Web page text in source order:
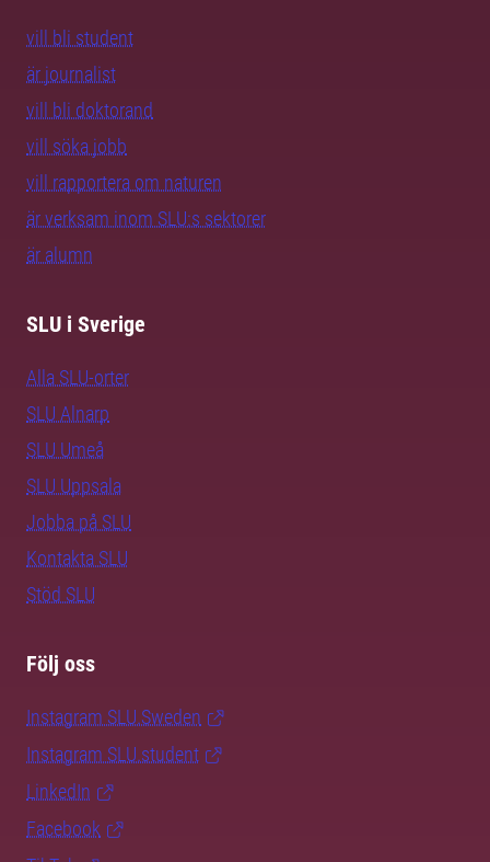
vill bli student
är journalist
vill bli doktorand
vill söka jobb
vill rapportera om naturen
är verksam inom SLU:s sektorer
är alumn
SLU i Sverige
Alla SLU-orter
SLU Alnarp
SLU Umeå
SLU Uppsala
Jobba på SLU
Kontakta SLU
Stöd SLU
Följ oss
Instagram SLU.Sweden
Instagram SLU.student
LinkedIn
Facebook